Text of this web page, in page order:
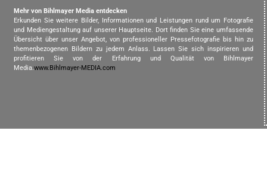
Mehr von Bihlmayer Media entdecken
Erkunden Sie weitere Bilder, Informationen und Leistungen rund um Fotografie
und Mediengestaltung auf unserer Hauptseite. Dort finden Sie eine umfassende
Übersicht über unser Angebot, von professioneller Pressefotografie bis hin zu
themenbezogenen Bildern zu jedem Anlass. Lassen Sie sich inspirieren und
profitieren Sie von der Erfahrung und Qualität von Bihlmayer
Media.www.Bihlmayer-MEDIA.com